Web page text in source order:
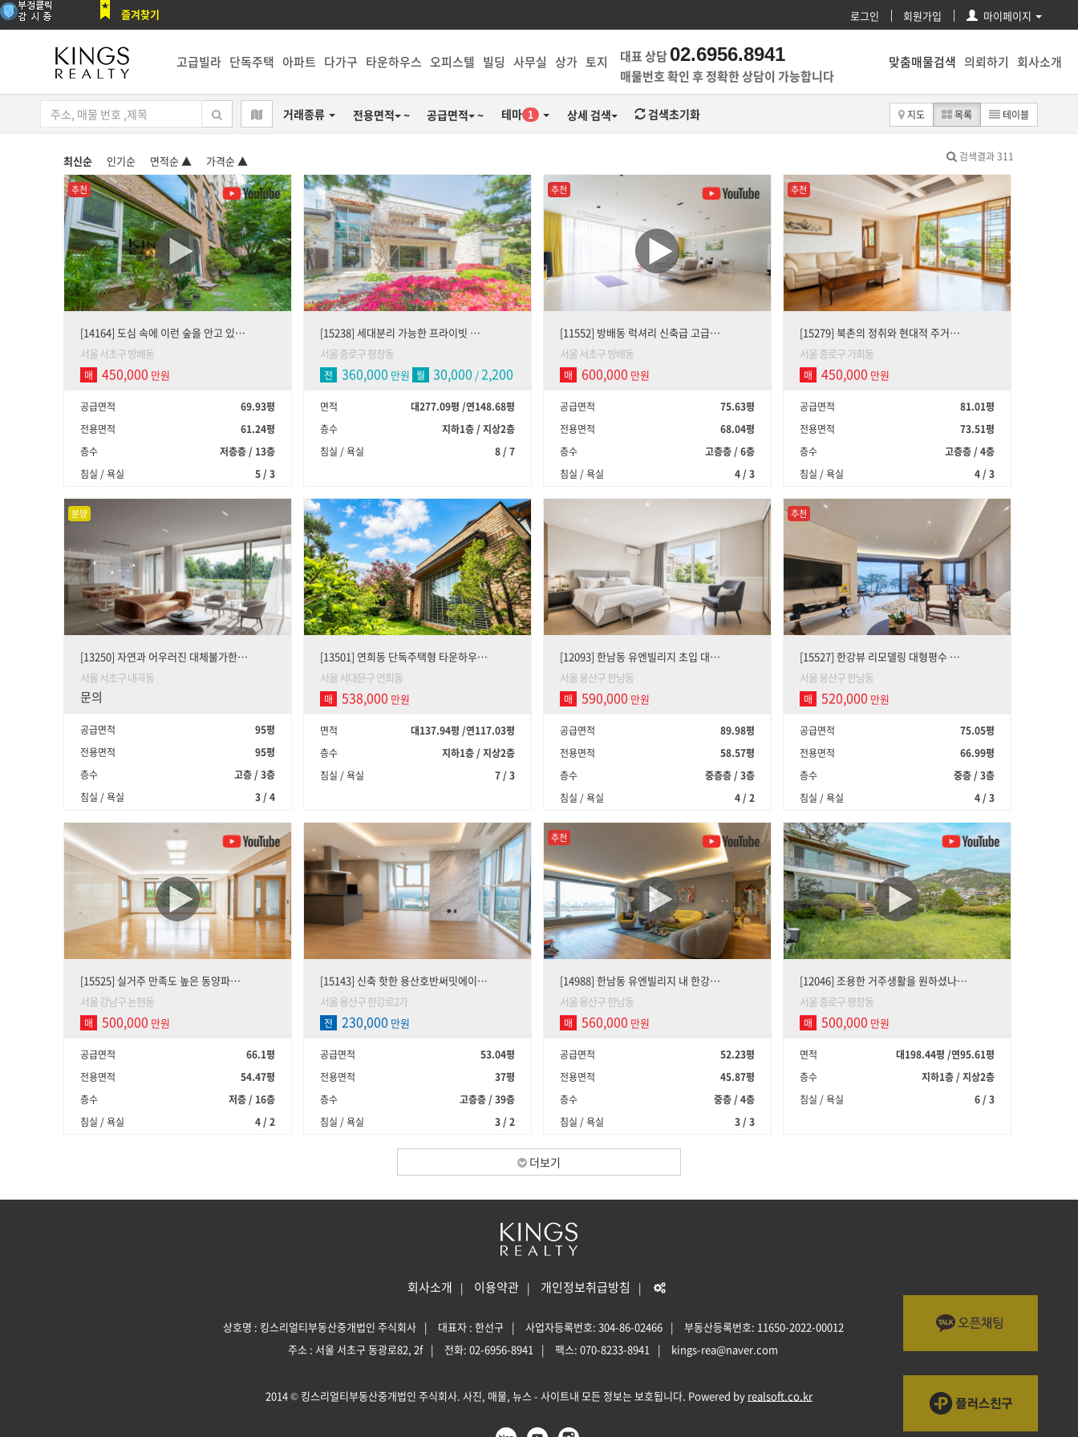
즐겨찾기 로그인 회원가입 마이페이지
대표 상담02.6956.8941
매물번호 확인 후 정확한 상담이 가능합니다
고급빌라 단독주택 아파트 다가구 타운하우스 오피스텔 빌딩 사무실 상가 토지 맞춤매물검색 의뢰하기 회사소개
거래종류 전용면적 ~ 공급면적 ~ 테마 1 상세 검색 검색초기화 지도 목록 테이블
최신순 인기순 면적순 ▲ 가격순 ▲ 검색결과 311
추천
[14164] 도심 속에 이런 숲을 안고 있…
서울 서초구 방배동
매 450,000 만원
공급면적
69.93평
전용면적
61.24평
층수
저층층 / 13층
침실 / 욕실
5 / 3
[15238] 세대분리 가능한 프라이빗 …
서울 종로구 평창동
전 360,000 만원 월 30,000 /2,200
면적 대277.09평 /연148.68평
층수
지하1층 / 지상2층
침실 / 욕실
8 / 7
추천
[11552] 방배동 럭셔리 신축급 고급…
서울 서초구 방배동
매 600,000 만원
공급면적
75.63평
전용면적
68.04평
층수
고층층 / 6층
침실 / 욕실
4 / 3
추천
[15279] 북촌의 정취와 현대적 주거…
서울 종로구 가회동
매 450,000 만원
공급면적
81.01평
전용면적
73.51평
층수
고층층 / 4층
침실 / 욕실
4 / 3
분양
[13250] 자연과 어우러진 대체불가한…
서울 서초구 내곡동
문의
공급면적
95평
전용면적
95평
층수
고층 / 3층
침실 / 욕실
3 / 4
[13501] 연희동 단독주택형 타운하우…
서울 서대문구 연희동
매 538,000 만원
면적 대137.94평 /연117.03평
층수
지하1층 / 지상2층
침실 / 욕실
7 / 3
[12093] 한남동 유엔빌리지 초입 대…
서울 용산구 한남동
매 590,000 만원
공급면적
89.98평
전용면적
58.57평
층수
중층층 / 3층
침실 / 욕실
4 / 2
추천
[15527] 한강뷰 리모델링 대형평수 …
서울 용산구 한남동
매 520,000 만원
공급면적
75.05평
전용면적
66.99평
층수
중층 / 3층
침실 / 욕실
4 / 3
[15525] 실거주 만족도 높은 동양파…
서울 강남구 논현동
매 500,000 만원
공급면적
66.1평
전용면적
54.47평
층수
저층 / 16층
침실 / 욕실
4 / 2
[15143] 신축 핫한 용산호반써밋에이…
서울 용산구 한강로2가
전 230,000 만원
공급면적
53.04평
전용면적
37평
층수
고층층 / 39층
침실 / 욕실
3 / 2
추천
[14988] 한남동 유엔빌리지 내 한강…
서울 용산구 한남동
매 560,000 만원
공급면적
52.23평
전용면적
45.87평
층수
중층 / 4층
침실 / 욕실
3 / 3
[12046] 조용한 거주생활을 원하셨나…
서울 종로구 평창동
매 500,000 만원
면적 대198.44평 /연95.61평
층수
지하1층 / 지상2층
침실 / 욕실
6 / 3
더보기
회사소개 이용약관 개인정보취급방침
상호명 : 킹스리얼티부동산중개법인 주식회사 대표자 : 한선구 사업자등록번호: 304-86-02466
부동산등록번호: 11650-2022-00012
주소 : 서울 서초구 동광로82, 2f 전화: 02-6956-8941 팩스: 070-8233-8941 kings-rea@naver.com
2014 © 킹스리얼티부동산중개법인 주식회사. 사진, 매물, 뉴스 - 사이트내 모든 정보는 보호됩니다. Powered by realsoft.co.kr